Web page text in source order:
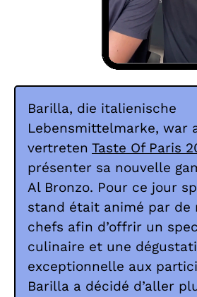
Barilla, die italienische
Lebensmittelmarke, war
vertreten Taste Of Paris
présenter sa nouvelle
Al Bronzo. Pour ce jour
stand était animé par de
chefs afin d’offrir un
culinaire et une
exceptionnelle aux
Barilla a décidé d’aller